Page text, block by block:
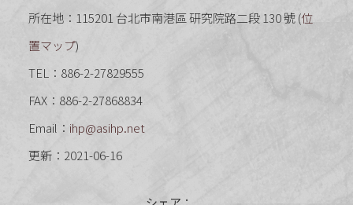
所在地：115201 台北市南港區 研究院路二段 130 號 (位
置マップ)
TEL：886-2-27829555
FAX：886-2-27868834
Email： ihp@asihp.net
更新：2021-06-16